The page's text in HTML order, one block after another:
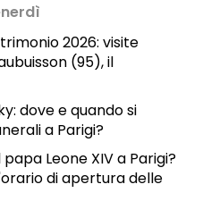
2026: visite
(95), il
dove e quando si
a Parigi?
Leone XIV a Parigi?
di apertura delle